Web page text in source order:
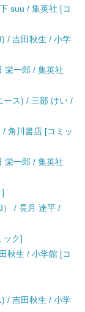
suu / 集英社 [コ
/ 吉田秋生 / 小学
栄一郎 / 集英社
ース) / 三部 けい /
角川書店 [コミッ
栄一郎 / 集英社
） / 長月 達平 /
ック]
秋生 / 小学館 [コ
/ 吉田秋生 / 小学